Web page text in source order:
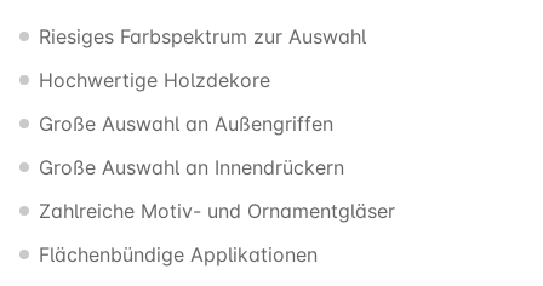
Riesiges Farbspektrum zur Auswahl
Hochwertige Holzdekore
Große Auswahl an Außengriffen
Große Auswahl an Innendrückern
Zahlreiche Motiv- und Ornamentgläser
Flächenbündige Applikationen